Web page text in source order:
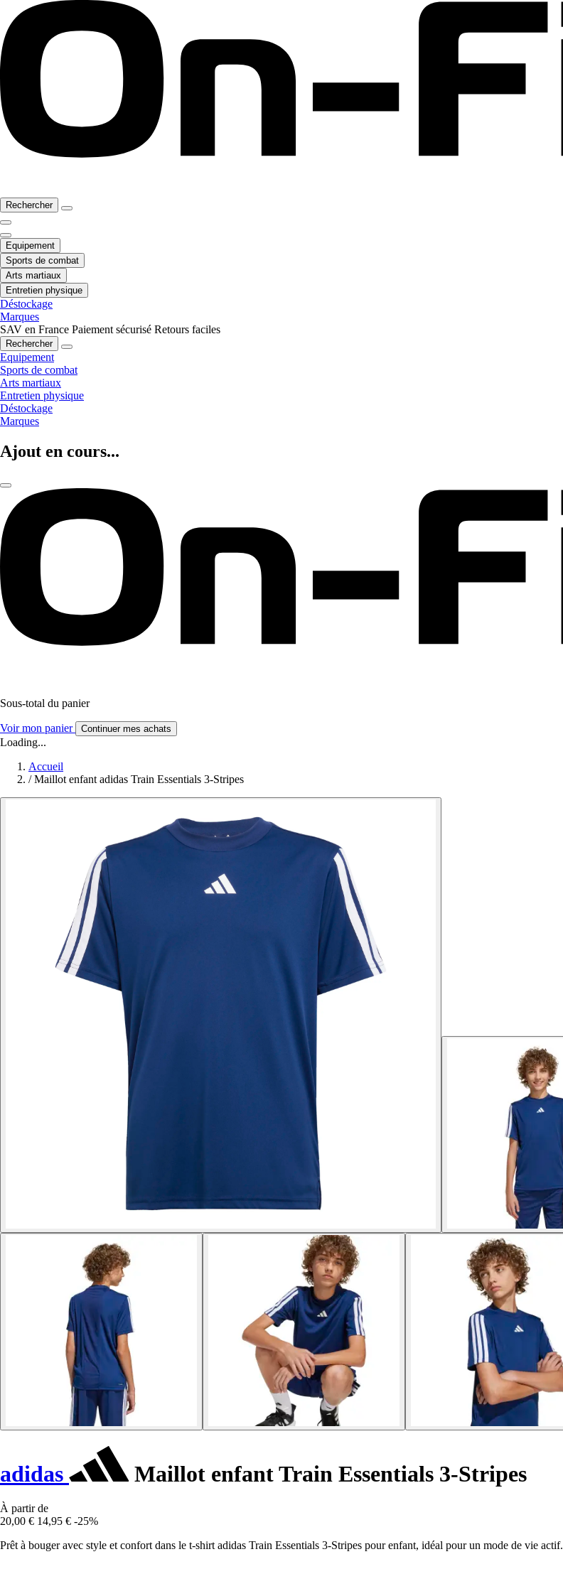
Rechercher
Equipement
Sports de combat
Arts martiaux
Entretien physique
Déstockage
Marques
SAV en France Paiement sécurisé Retours faciles
Rechercher
Equipement
Sports de combat
Arts martiaux
Entretien physique
Déstockage
Marques
Ajout en cours...
Sous-total du panier
Voir mon panier Continuer mes achats
Loading...
Accueil
/ Maillot enfant adidas Train Essentials 3-Stripes
adidas Maillot enfant Train Essentials 3-Stripes
À partir de
20,00 € 14,95 € -25%
Prêt à bouger avec style et confort dans le t-shirt adidas Train Essentials 3-Stripes pour enfant, idéal pour un mode de vie actif.